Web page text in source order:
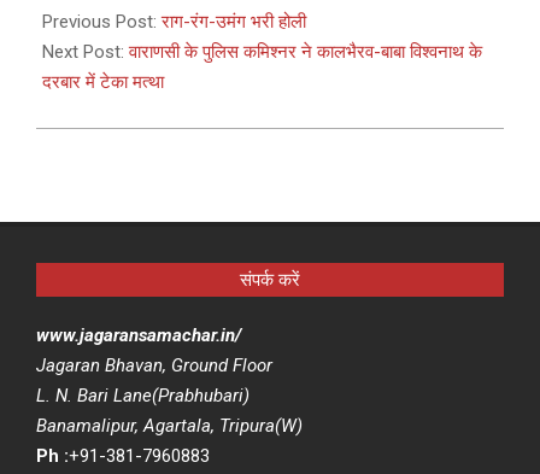
03-
27
Previous Post:राग-रंग-उमंग भरी होली
Next Post:वाराणसी के पुलिस कमिश्नर ने कालभैरव-बाबा विश्वनाथ के
दरबार में टेका मत्था
संपर्क करें
www.jagaransamachar.in/
Jagaran Bhavan, Ground Floor
L. N. Bari Lane(Prabhubari)
Banamalipur, Agartala, Tripura(W)
Ph :+91-381-7960883